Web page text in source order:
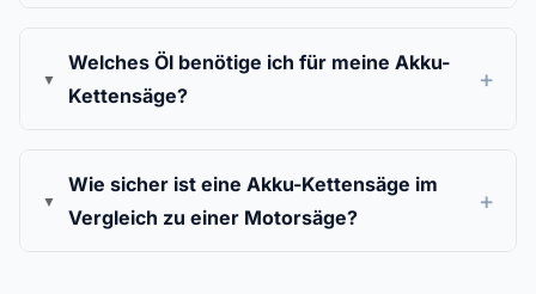
Welches Öl benötige ich für meine Akku-
Kettensäge?
Wie sicher ist eine Akku-Kettensäge im
Vergleich zu einer Motorsäge?